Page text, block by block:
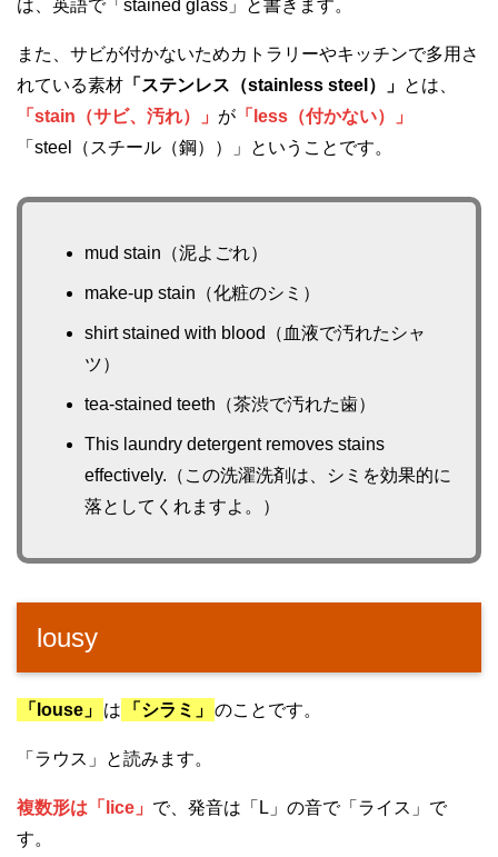
は、英語で「stained glass」と書きます。
また、サビが付かないためカトラリーやキッチンで多用さ
れている素材 「ステンレス（stainless steel）」 とは、
「stain（サビ、汚れ）」 が 「less（付かない）」
「steel（スチール（鋼））」ということです。
mud stain（泥よごれ）
make-up stain（化粧のシミ）
shirt stained with blood（血液で汚れたシャ
ツ）
tea-stained teeth（茶渋で汚れた歯）
This laundry detergent removes stains
effectively.（この洗濯洗剤は、シミを効果的に
落としてくれますよ。）
lousy
「louse」 は 「シラミ」 のことです。
「ラウス」と読みます。
複数形は「lice」 で、発音は「L」の音で「ライス」で
す。